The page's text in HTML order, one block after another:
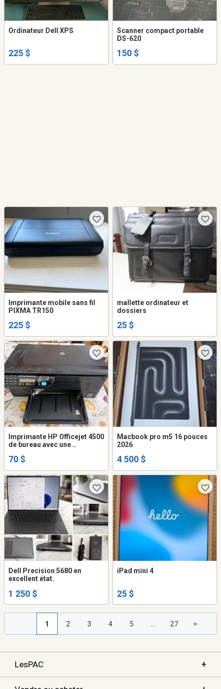
Ordinateur Dell XPS
225 $
Scanner compact portable
DS-620
150 $
Imprimante mobile sans fil
PIXMA TR150
225 $
mallette ordinateur et
dossiers
25 $
Imprimante HP Officejet 4500
de bureau avec une
neuve.
70 $
Macbook pro m5 16 pouces
2026
4 500 $
Dell Precision 5680 en
excellent état.
1 250 $
iPad mini 4
25 $
1 2 3 4 5 27 >
LesPAC +